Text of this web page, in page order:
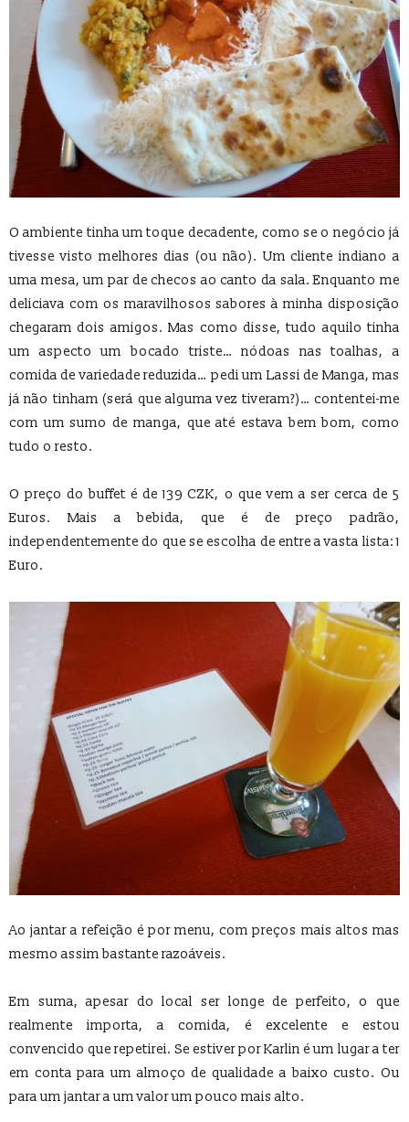
O ambiente tinha um toque decadente, como se o negócio já
tivesse visto melhores dias (ou não). Um cliente indiano a
uma mesa, um par de checos ao canto da sala. Enquanto me
deliciava com os maravilhosos sabores à minha disposição
chegaram dois amigos. Mas como disse, tudo aquilo tinha
um aspecto um bocado triste… nódoas nas toalhas, a
comida de variedade reduzida… pedi um Lassi de Manga, mas
já não tinham (será que alguma vez tiveram?)… contentei-me
com um sumo de manga, que até estava bem bom, como
tudo o resto.
O preço do buffet é de 139 CZK, o que vem a ser cerca de 5
Euros. Mais a bebida, que é de preço padrão,
independentemente do que se escolha de entre a vasta lista: 1
Euro.
Ao jantar a refeição é por menu, com preços mais altos mas
mesmo assim bastante razoáveis.
Em suma, apesar do local ser longe de perfeito, o que
realmente importa, a comida, é excelente e estou
convencido que repetirei. Se estiver por Karlin é um lugar a ter
em conta para um almoço de qualidade a baixo custo. Ou
para um jantar a um valor um pouco mais alto.